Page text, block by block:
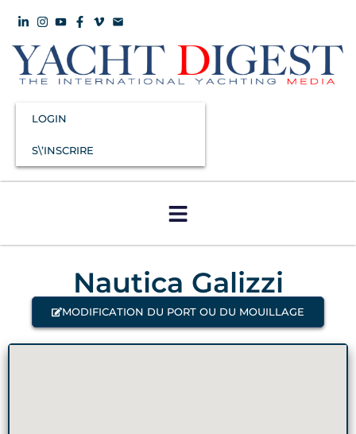
LOGIN
S\’INSCRIRE
Nautica Galizzi
MODIFICATION DU PORT OU DU MOUILLAGE